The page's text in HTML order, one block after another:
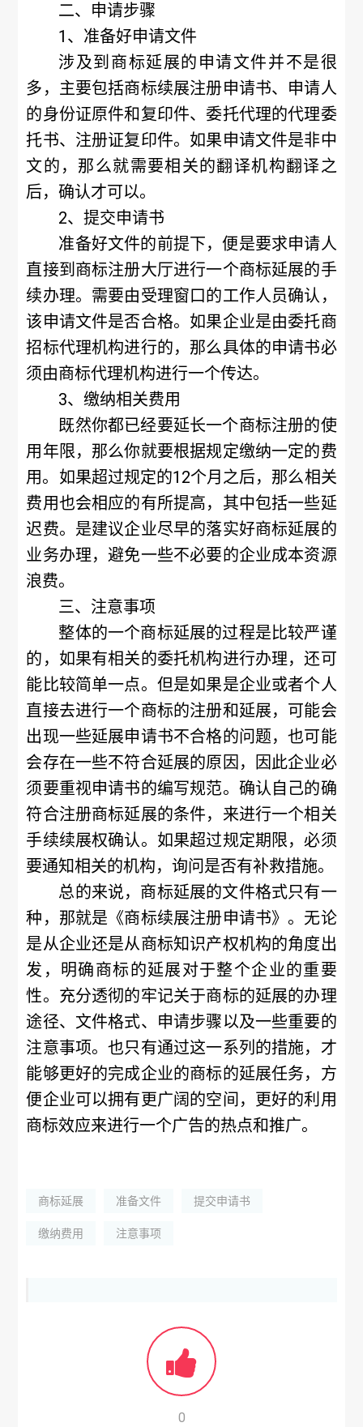
二、申请步骤
1、准备好申请文件
涉及到商标延展的申请文件并不是很
多，主要包括商标续展注册申请书、申请人
的身份证原件和复印件、委托代理的代理委
托书、注册证复印件。如果申请文件是非中
文的，那么就需要相关的翻译机构翻译之
后，确认才可以。
2、提交申请书
准备好文件的前提下，便是要求申请人
直接到商标注册大厅进行一个商标延展的手
续办理。需要由受理窗口的工作人员确认，
该申请文件是否合格。如果企业是由委托商
招标代理机构进行的，那么具体的申请书必
须由商标代理机构进行一个传达。
3、缴纳相关费用
既然你都已经要延长一个商标注册的使
用年限，那么你就要根据规定缴纳一定的费
用。如果超过规定的12个月之后，那么相关
费用也会相应的有所提高，其中包括一些延
迟费。是建议企业尽早的落实好商标延展的
业务办理，避免一些不必要的企业成本资源
浪费。
三、注意事项
整体的一个商标延展的过程是比较严谨
的，如果有相关的委托机构进行办理，还可
能比较简单一点。但是如果是企业或者个人
直接去进行一个商标的注册和延展，可能会
出现一些延展申请书不合格的问题，也可能
会存在一些不符合延展的原因，因此企业必
须要重视申请书的编写规范。确认自己的确
符合注册商标延展的条件，来进行一个相关
手续续展权确认。如果超过规定期限，必须
要通知相关的机构，询问是否有补救措施。
总的来说，商标延展的文件格式只有一
种，那就是《商标续展注册申请书》。无论
是从企业还是从商标知识产权机构的角度出
发，明确商标的延展对于整个企业的重要
性。充分透彻的牢记关于商标的延展的办理
途径、文件格式、申请步骤以及一些重要的
注意事项。也只有通过这一系列的措施，才
能够更好的完成企业的商标的延展任务，方
便企业可以拥有更广阔的空间，更好的利用
商标效应来进行一个广告的热点和推广。
商标延展 准备文件 提交申请书
缴纳费用 注意事项
0